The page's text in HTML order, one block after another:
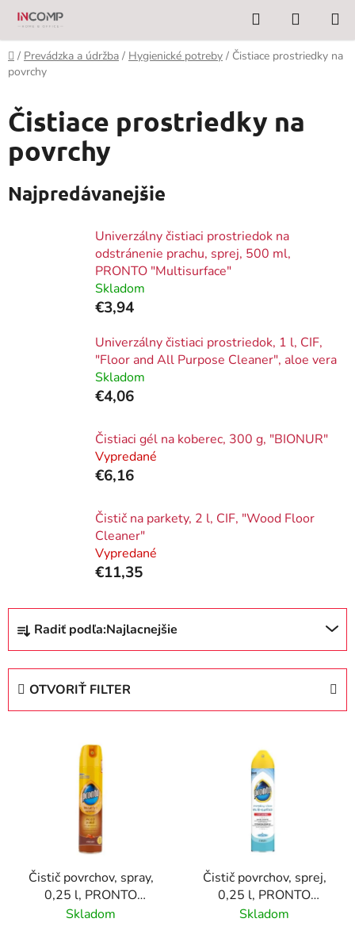
Prejsť
obsah
Hľadať
KOŠÍK
Domov
/ Prevádzka a údržba / Hygienické potreby / Čistiace prostriedky na
povrchy
Čistiace prostriedky na
povrchy
Najpredávanejšie
Univerzálny čistiaci prostriedok na
odstránenie prachu, sprej, 500 ml,
PRONTO "Multisurface"
Skladom
€3,94
Univerzálny čistiaci prostriedok, 1 l, CIF,
"Floor and All Purpose Cleaner", aloe vera
Skladom
€4,06
Čistiaci gél na koberec, 300 g, "BIONUR"
Vypredané
€6,16
Čistič na parkety, 2 l, CIF, "Wood Floor
Cleaner"
Vypredané
€11,35
R
d
Radiť podľa:Najlacnejšie
OTVORIŤ FILTER
Čistič povrchov, spray,
0,25 l, PRONTO
"Classic Wood"
Skladom
Čistič povrchov, sprej,
0,25 l, PRONTO
"Multisurface Classic"
Skladom